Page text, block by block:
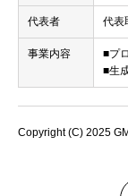
代表者 代表
事業内容
■プ
■生
Copyright (C) 2025